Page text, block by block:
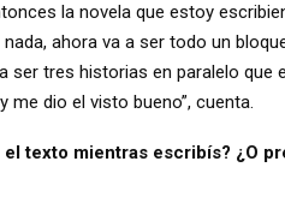
la novela que estoy
ahora va a ser todo un
ser tres historias en paralelo que
me dio el visto bueno”, cuenta.
texto mientras escribís? ¿O